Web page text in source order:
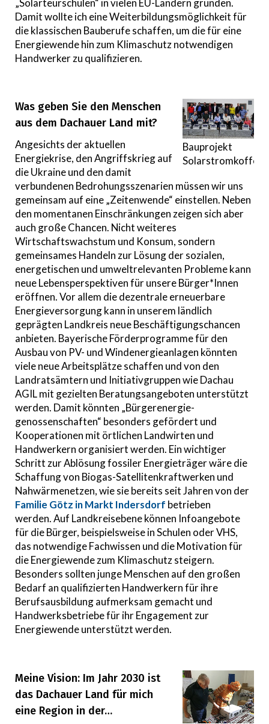
„Solarteurschulen“ in vielen EU-Ländern gründen.
Damit wollte ich eine Weiterbildungsmöglichkeit für
die klassischen Bauberufe schaffen, um die für eine
Energiewende hin zum Klimaschutz notwendigen
Handwerker zu qualifizieren.
Bauprojekt
Solarstromkoffer
Was geben Sie den Menschen
aus dem Dachauer Land mit?
Angesichts der aktuellen
Energiekrise, den Angriffskrieg auf
die Ukraine und den damit
verbundenen Bedrohungsszenarien müssen wir uns
gemeinsam auf eine „Zeitenwende“ einstellen. Neben
den momentanen Einschränkungen zeigen sich aber
auch große Chancen. Nicht weiteres
Wirtschaftswachstum und Konsum, sondern
gemeinsames Handeln zur Lösung der sozialen,
energetischen und umweltrelevanten Probleme kann
neue Lebensperspektiven für unsere Bürger*Innen
eröffnen. Vor allem die dezentrale erneuerbare
Energieversorgung kann in unserem ländlich
geprägten Landkreis neue Beschäftigungschancen
anbieten. Bayerische Förderprogramme für den
Ausbau von PV- und Windenergieanlagen könnten
viele neue Arbeitsplätze schaffen und von den
Landratsämtern und Initiativgruppen wie Dachau
AGIL mit gezielten Beratungsangeboten unterstützt
werden. Damit könnten „Bürgerenergie-
genossenschaften“ besonders gefördert und
Kooperationen mit örtlichen Landwirten und
Handwerkern organisiert werden. Ein wichtiger
Schritt zur Ablösung fossiler Energieträger wäre die
Schaffung von Biogas-Satellitenkraftwerken und
Nahwärmenetzen, wie sie bereits seit Jahren von der
Familie Götz in Markt Indersdorf betrieben
werden. Auf Landkreisebene können Infoangebote
für die Bürger, beispielsweise in Schulen oder VHS,
das notwendige Fachwissen und die Motivation für
die Energiewende zum Klimaschutz steigern.
Besonders sollten junge Menschen auf den großen
Bedarf an qualifizierten Handwerkern für ihre
Berufsausbildung aufmerksam gemacht und
Handwerksbetriebe für ihr Engagement zur
Energiewende unterstützt werden.
Meine Vision: Im Jahr 2030 ist
das Dachauer Land für mich
eine Region in der…